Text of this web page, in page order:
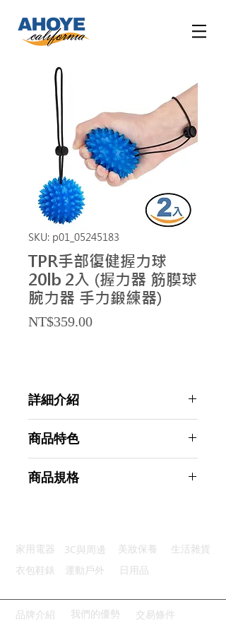
SKU: p01_05245183
TPR手部復健握力球
20lb 2入 (握力器 筋膜球
腕力器 手力鍛練器)
NT$359.00Price
詳細介紹
商品特色
手感紓壓：握壓放鬆舒緩壓力
商品規格
商品型號：p01_05245183
主要材質：乳膠
商品重量(g)：45
產地名稱：中國大陸
家用電器 3C與周邊 美妝保養
生活雜貨
衣包鞋錶
運動戶外 日用品
品牌介紹 我們的優勢 交易條件